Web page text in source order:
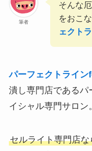
筆者
そんな
をおこ
ェクト
パーフェクトライン
潰し専門店であるパ
イシャル専門サロン。
セルライト専門店